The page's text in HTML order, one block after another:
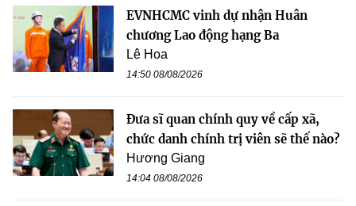
EVNHCMC vinh dự nhận Huân
chương Lao động hạng Ba
Lê Hoa
14:50 08/08/2026
Đưa sĩ quan chính quy về cấp xã,
chức danh chính trị viên sẽ thế nào?
Hương Giang
14:04 08/08/2026